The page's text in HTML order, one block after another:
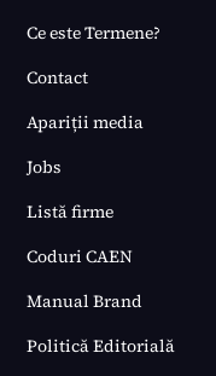
Ce este Termene?
Contact
Apariții media
Jobs
Listă firme
Coduri CAEN
Manual Brand
Politică Editorială